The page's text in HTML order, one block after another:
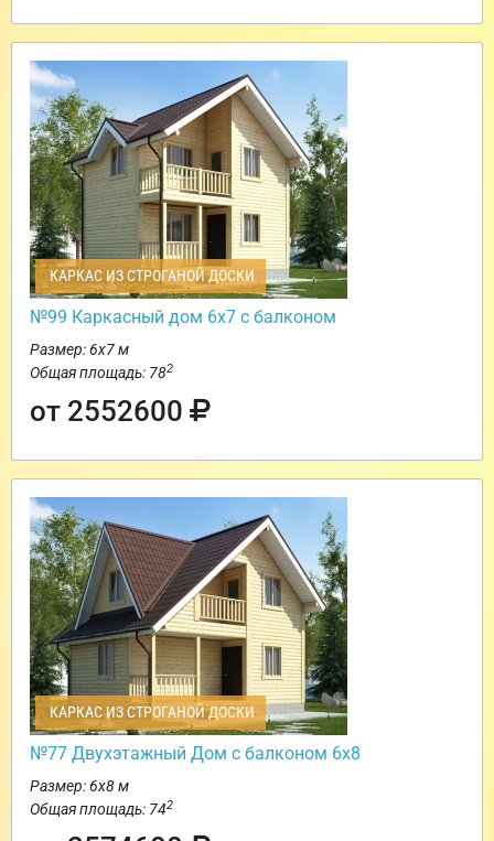
КАРКАС ИЗ СТРОГАНОЙ ДОСКИ
№99 Каркасный дом 6х7 с балконом
Размер: 6х7 м
Общая площадь: 782
от 2552600
КАРКАС ИЗ СТРОГАНОЙ ДОСКИ
№77 Двухэтажный Дом с балконом 6х8
Размер: 6х8 м
Общая площадь: 742